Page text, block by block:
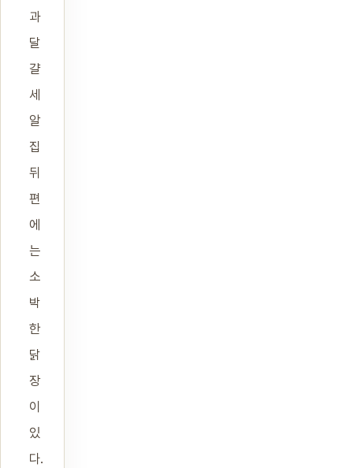
과
달
걀
세
알
집
뒤
편
에
는
소
박
한
닭
장
이
있
다.